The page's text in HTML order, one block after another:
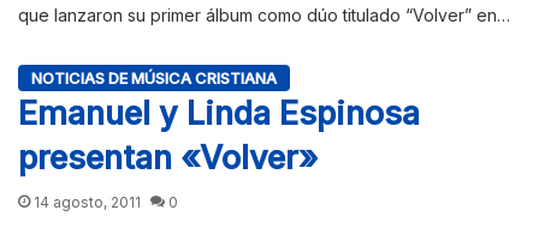
que lanzaron su primer álbum como dúo titulado “Volver” en…
NOTICIAS DE MÚSICA CRISTIANA
Emanuel y Linda Espinosa
presentan «Volver»
14 agosto, 2011 0